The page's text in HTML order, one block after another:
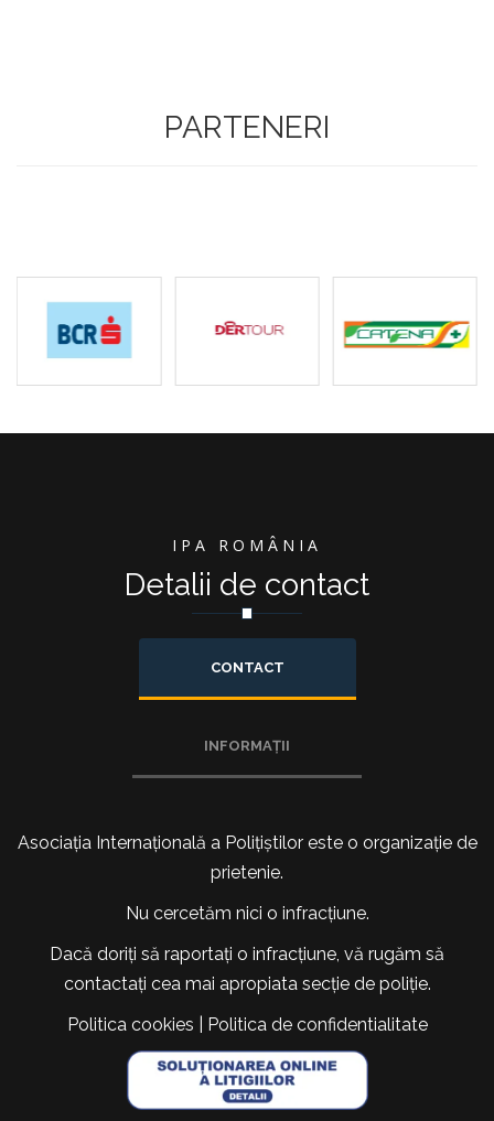
PARTENERI
IPA ROMÂNIA
Detalii de contact
CONTACT
INFORMAȚII
Asociația Internațională a Polițiștilor este o organizație de
prietenie.
Nu cercetăm nici o infracțiune.
Dacă doriți să raportați o infracțiune, vă rugăm să
contactați cea mai apropiata secție de poliție.
Politica cookies
Politica de confidentialitate